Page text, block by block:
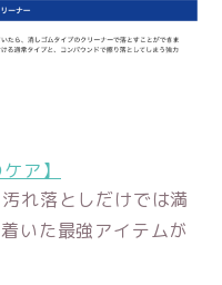
ア】
れ落としだけでは満
いた最強アイテムが